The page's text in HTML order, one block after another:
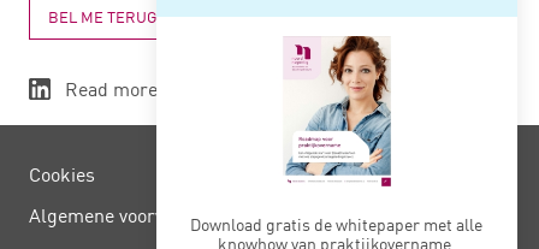
Download gratis de whitepaper met alle
knowhow van praktijkovername.
BEL ME TERUG
Read more
Cookies
Algemene voorwaarden